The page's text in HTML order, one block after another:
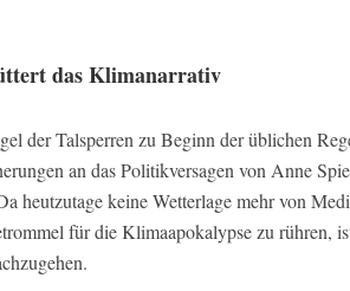
das Klimanarrativ
der Talsperren zu Beginn der üblichen
an das Politikversagen von Anne
heutzutage keine Wetterlage mehr von
für die Klimaapokalypse zu rühren,